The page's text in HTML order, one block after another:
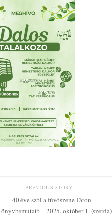
PREVIOUS STORY
40 éve szól a fúvószene Táton –
– 2025. október 1. (szerda)